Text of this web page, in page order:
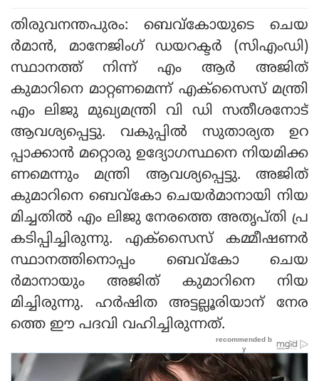
തിരുവനന്തപുരം: ബെവ്‌കോയുടെ ചെയ
ര്‍മാന്‍, മാനേജിംഗ് ഡയറക്ടര്‍ (സിഎംഡി)
സ്ഥാനത്ത് നിന്ന് എം ആര്‍ അജിത്
കുമാറിനെ മാറ്റണമെന്ന് എക്‌സൈസ് മന്ത്രി
എം ലിജു മുഖ്യമന്ത്രി വി ഡി സതീശനോട്
ആവശ്യപ്പെട്ടു. വകുപ്പില്‍ സുതാര്യത ഉറ
പ്പാക്കാന്‍ മറ്റൊരു ഉദ്യോഗസ്ഥനെ നിയമിക്ക
ണമെന്നും മന്ത്രി ആവശ്യപ്പെട്ടു. അജിത്
കുമാറിനെ ബെവ്കോ ചെയര്‍മാനായി നിയ
മിച്ചതില്‍ എം ലിജു നേരത്തെ അതൃപ്തി പ്ര
കടിപ്പിച്ചിരുന്നു. എക്സൈസ് കമ്മീഷണര്‍
സ്ഥാനത്തിനൊപ്പം ബെവ്കോ ചെയ
ര്‍മാനായും അജിത് കുമാറിനെ നിയ
മിച്ചിരുന്നു. ഹര്‍ഷിത അട്ടല്ലൂരിയാന് നേര
ത്തെ ഈ പദവി വഹിച്ചിരുന്നത്.